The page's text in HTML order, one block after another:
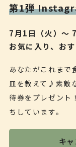
第1弾
7月1日（火）〜
お気に入り、お
あなたがこれまで
皿を教えて♪素敵
待券をプレゼント
ちしています。
キ